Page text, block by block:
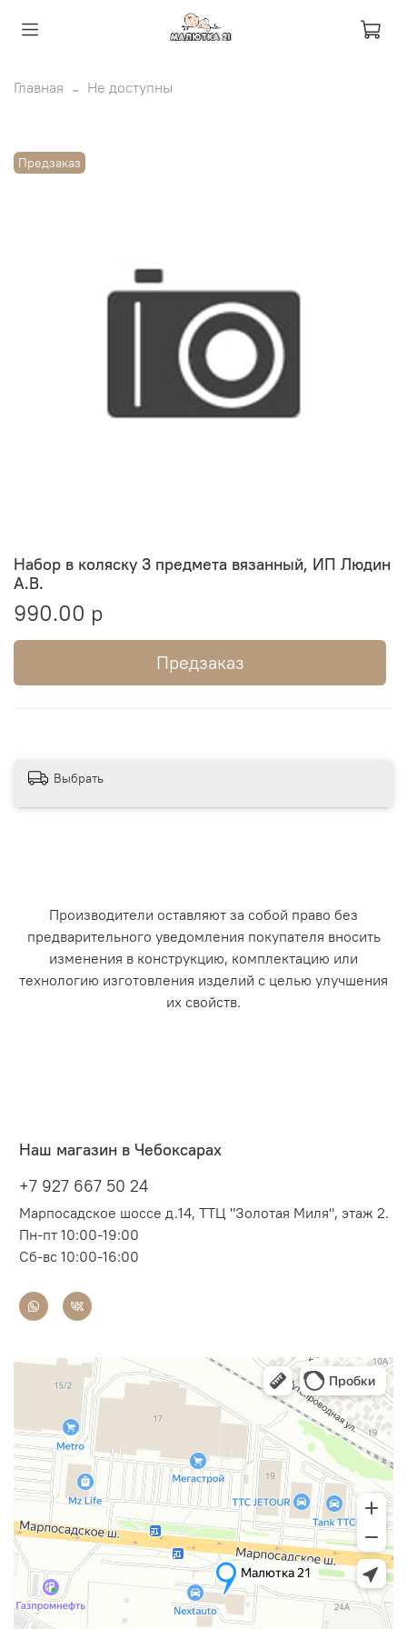
Главная Не доступны
Предзаказ
Набор в коляску 3 предмета вязанный, ИП Людин
А.В.
990.00 р
Предзаказ
Выбрать
Производители оставляют за собой право без
предварительного уведомления покупателя вносить
изменения в конструкцию, комплектацию или
технологию изготовления изделий с целью улучшения
их свойств.
Наш магазин в Чебоксарах
+7 927 667 50 24
Марпосадское шоссе д.14, ТТЦ "Золотая Миля", этаж 2.
Пн-пт 10:00-19:00
Сб-вс 10:00-16:00